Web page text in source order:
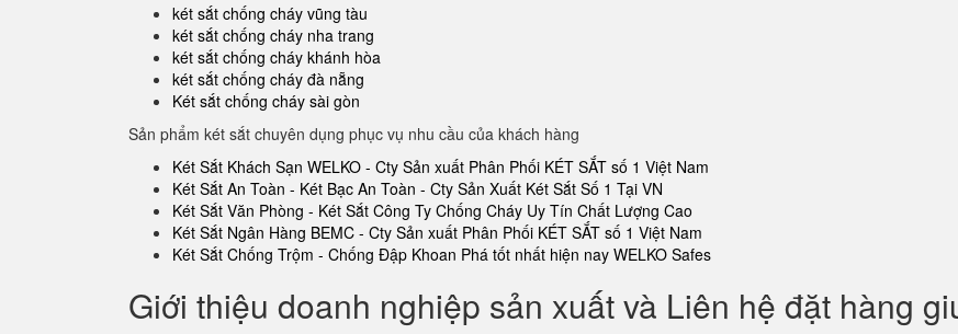
két sắt chống cháy vũng tàu
két sắt chống cháy nha trang
két sắt chống cháy khánh hòa
két sắt chống cháy đà nẵng
Két sắt chống cháy sài gòn
Sản phẩm két sắt chuyên dụng phục vụ nhu cầu của khách hàng
Két Sắt Khách Sạn WELKO - Cty Sản xuất Phân Phối KÉT SẮT số 1 Việt Nam
Két Sắt An Toàn - Két Bạc An Toàn - Cty Sản Xuất Két Sắt Số 1 Tại VN
Két Sắt Văn Phòng - Két Sắt Công Ty Chống Cháy Uy Tín Chất Lượng Cao
Két Sắt Ngân Hàng BEMC - Cty Sản xuất Phân Phối KÉT SẮT số 1 Việt Nam
Két Sắt Chống Trộm - Chống Đập Khoan Phá tốt nhất hiện nay WELKO Safes
Giới thiệu doanh nghiệp sản xuất và Liên hệ đặt hàng